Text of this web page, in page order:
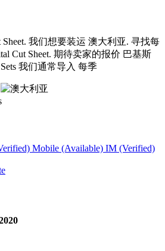
我们想要装运 澳大利亚. 寻找每
Cut Sheet. 期待卖家的报价 巴基斯
我们通常导入 每季
Mobile (Available) IM (Verified)